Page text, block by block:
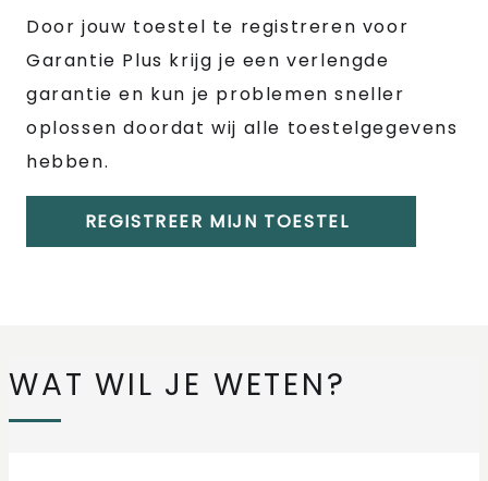
Door jouw toestel te registreren voor
Garantie Plus krijg je een verlengde
garantie en kun je problemen sneller
oplossen doordat wij alle toestelgegevens
hebben.
REGISTREER MIJN TOESTEL
WAT WIL JE WETEN?